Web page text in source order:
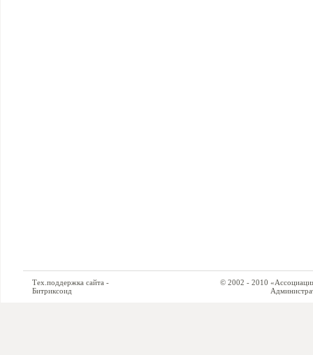
Тех.поддержка сайта -
Битриксоид
© 2002 - 2010 «Ассоциация